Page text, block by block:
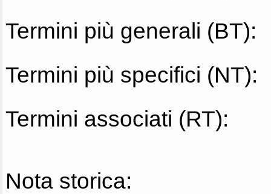
Termini più generali (BT):
Termini più specifici (NT):
Termini associati (RT):
Nota storica: